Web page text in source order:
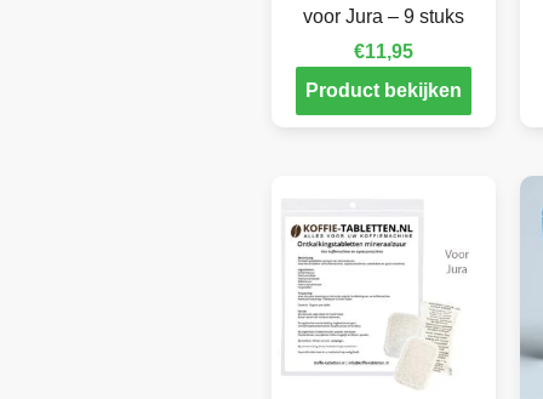
voor Jura – 9 stuks
€11,95
Product bekijken